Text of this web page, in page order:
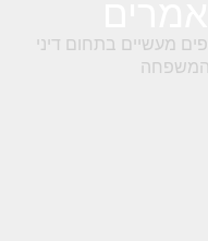
מעשיים בתחום דיני